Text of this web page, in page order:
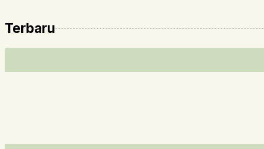
Terbaru